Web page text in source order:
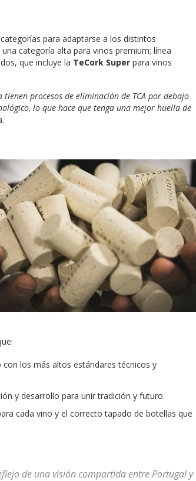
para adaptarse a los distintos
categoría alta para vinos premium; línea
que incluye la TeCork Super para vinos
procesos de eliminación de TCA por debajo
lo que hace que tenga una mejor huella de
los más altos estándares técnicos y
y desarrollo para unir tradición y futuro.
cada vino y el correcto tapado de botellas que
de una visión compartida entre Portugal y